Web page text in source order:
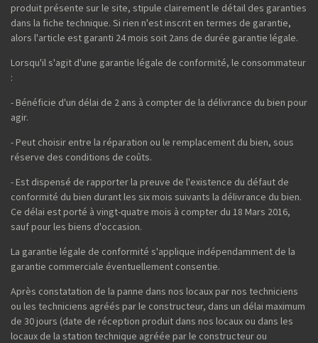
produit présente sur le site, stipule clairement le détail des garanties
dans la fiche technique. Si rien n'est inscrit en termes de garantie,
alors l'article est garanti 24 mois soit 2ans de durée garantie légale.
Lorsqu'il s'agit d'une garantie légale de conformité, le consommateur
:
- Bénéficie d'un délai de 2 ans à compter de la délivrance du bien pour
agir.
- Peut choisir entre la réparation ou le remplacement du bien, sous
réserve des conditions de coûts.
- Est dispensé de rapporter la preuve de l'existence du défaut de
conformité du bien durant les six mois suivants la délivrance du bien.
Ce délai est porté à vingt-quatre mois à compter du 18 Mars 2016,
sauf pour les biens d'occasion.
La garantie légale de conformité s'applique indépendamment de la
garantie commerciale éventuellement consentie.
Après constatation de la panne dans nos locaux par nos techniciens
ou les techniciens agréés par le constructeur, dans un délai maximum
de 30 jours (date de réception produit dans nos locaux ou dans les
locaux de la station technique agréée par le constructeur ou